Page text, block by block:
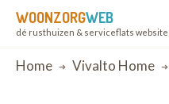
WOONZORGWEB
dé rusthuizen & serviceflats website
Breadcrumb
Home Vivalto Home